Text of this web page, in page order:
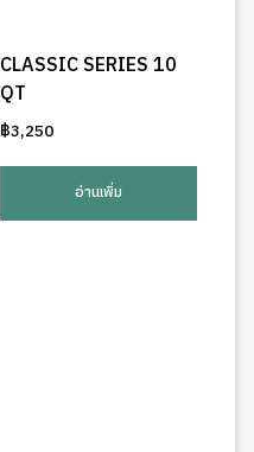
CLASSIC SERIES 10
QT
฿3,250
อ่านเพิ่ม